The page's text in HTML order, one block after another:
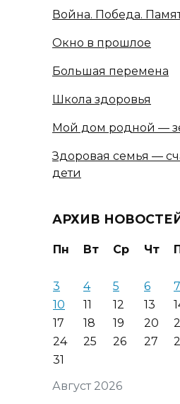
Война. Победа.
Окно в прошлое
Большая перемена
Школа здоровья
Мой дом родной —
Здоровая семья —
дети
АРХИВ
Август 2026
Пн Вт Ср Чт
3
4 5 6 7
10
11 12 13
17
18 19 20
24
25 26 27
31